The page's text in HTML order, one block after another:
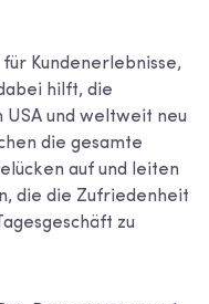
Kundenerlebnisse,
hilft, die
USA und weltweit neu
die gesamte
auf und leiten
die die Zufriedenheit
zu